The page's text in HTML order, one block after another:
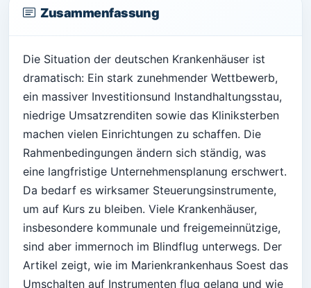
Zusammenfassung
Die Situation der deutschen Krankenhäuser ist
dramatisch: Ein stark zunehmender Wettbewerb,
ein massiver Investitionsund Instandhaltungsstau,
niedrige Umsatzrenditen sowie das Kliniksterben
machen vielen Einrichtungen zu schaffen. Die
Rahmenbedingungen ändern sich ständig, was
eine langfristige Unternehmensplanung erschwert.
Da bedarf es wirksamer Steuerungsinstrumente,
um auf Kurs zu bleiben. Viele Krankenhäuser,
insbesondere kommunale und freigemeinnützige,
sind aber immernoch im Blindflug unterwegs. Der
Artikel zeigt, wie im Marienkrankenhaus Soest das
Umschalten auf Instrumenten flug gelang und wie